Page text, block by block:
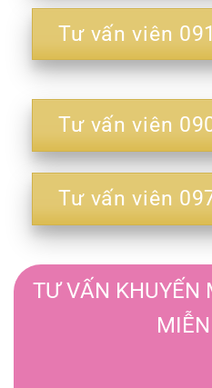
Tư vấn viên
Tư vấn viên
Tư vấn viên
TƯ VẤN KHUYẾN